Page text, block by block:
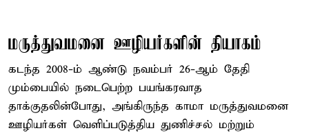
மருத்துவமனை ஊழியர்களின் தியாகம்
கடந்த 2008-ம் ஆண்டு நவம்பர் 26-ஆம் தேதி
மும்பையில் நடைபெற்ற பயங்கரவாத
தாக்குதலின்போது, அங்கிருந்த காமா மருத்துவமனை
ஊழியர்கள் வெளிப்படுத்திய துணிச்சல் மற்றும்